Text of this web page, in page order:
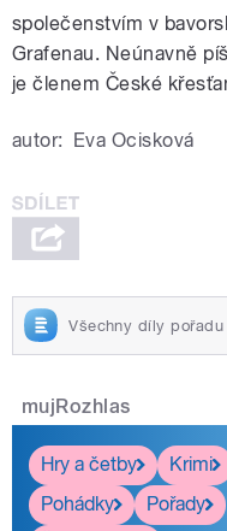
společenstvím v
Grafenau. Neúnavně
je členem České
autor: Eva Ocisková
Všechny díly pořadu
mujRozhlas
Hry a četby
Krimi
Pohádky
Pořady